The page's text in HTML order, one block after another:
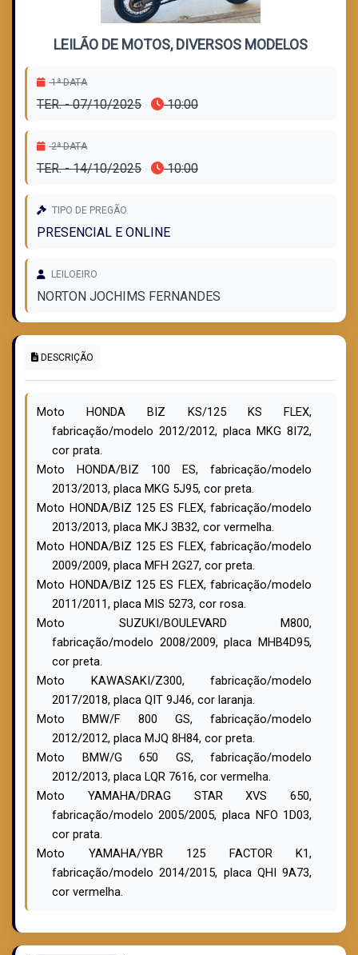
LEILÃO DE MOTOS, DIVERSOS MODELOS
1ª DATA
TER. - 07/10/2025 10:00
2ª DATA
TER. - 14/10/2025 10:00
TIPO DE PREGÃO
PRESENCIAL E ONLINE
LEILOEIRO
NORTON JOCHIMS FERNANDES
DESCRIÇÃO
Moto HONDA BIZ KS/125 KS FLEX,
fabricação/modelo 2012/2012, placa MKG 8I72,
cor prata.
Moto HONDA/BIZ 100 ES, fabricação/modelo
2013/2013, placa MKG 5J95, cor preta.
Moto HONDA/BIZ 125 ES FLEX, fabricação/modelo
2013/2013, placa MKJ 3B32, cor vermelha.
Moto HONDA/BIZ 125 ES FLEX, fabricação/modelo
2009/2009, placa MFH 2G27, cor preta.
Moto HONDA/BIZ 125 ES FLEX, fabricação/modelo
2011/2011, placa MIS 5273, cor rosa.
Moto SUZUKI/BOULEVARD M800,
fabricação/modelo 2008/2009, placa MHB4D95,
cor preta.
Moto KAWASAKI/Z300, fabricação/modelo
2017/2018, placa QIT 9J46, cor laranja.
Moto BMW/F 800 GS, fabricação/modelo
2012/2012, placa MJQ 8H84, cor preta.
Moto BMW/G 650 GS, fabricação/modelo
2012/2013, placa LQR 7616, cor vermelha.
Moto YAMAHA/DRAG STAR XVS 650,
fabricação/modelo 2005/2005, placa NFO 1D03,
cor prata.
Moto YAMAHA/YBR 125 FACTOR K1,
fabricação/modelo 2014/2015, placa QHI 9A73,
cor vermelha.